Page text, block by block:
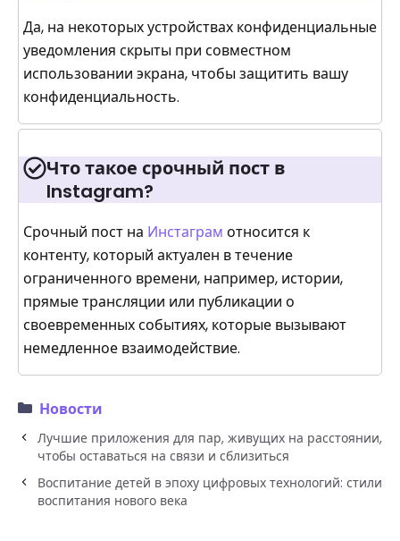
Да, на некоторых устройствах конфиденциальные
уведомления скрыты при совместном
использовании экрана, чтобы защитить вашу
конфиденциальность.
Что такое срочный пост в
Instagram?
Срочный пост на Инстаграм относится к
контенту, который актуален в течение
ограниченного времени, например, истории,
прямые трансляции или публикации о
своевременных событиях, которые вызывают
немедленное взаимодействие.
Новости
Лучшие приложения для пар, живущих на расстоянии,
чтобы оставаться на связи и сблизиться
Воспитание детей в эпоху цифровых технологий: стили
воспитания нового века